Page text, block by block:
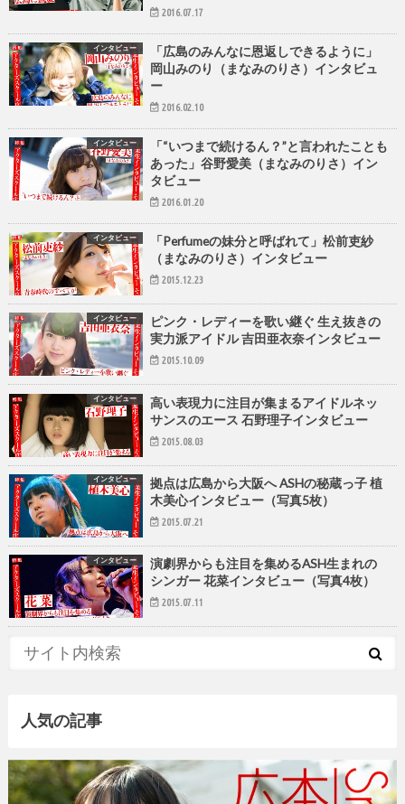
2016.07.17
インタビュー
「広島のみんなに恩返しできるように」
岡山みのり（まなみのりさ）インタビュ
ー
2016.02.10
インタビュー
「“いつまで続けるん？”と言われたことも
あった」谷野愛美（まなみのりさ）イン
タビュー
2016.01.20
インタビュー
「Perfumeの妹分と呼ばれて」松前吏紗
（まなみのりさ）インタビュー
2015.12.23
インタビュー
ピンク・レディーを歌い継ぐ 生え抜きの
実力派アイドル 吉田亜衣奈インタビュー
2015.10.09
インタビュー
高い表現力に注目が集まるアイドルネッ
サンスのエース 石野理子インタビュー
2015.08.03
インタビュー
拠点は広島から大阪へ ASHの秘蔵っ子 植
木美心インタビュー（写真5枚）
2015.07.21
インタビュー
演劇界からも注目を集めるASH生まれの
シンガー 花菜インタビュー（写真4枚）
2015.07.11
人気の記事